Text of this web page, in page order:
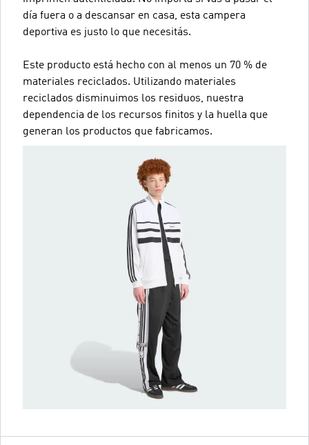
día fuera o a descansar en casa, esta campera
deportiva es justo lo que necesitás.
Este producto está hecho con al menos un 70 % de
materiales reciclados. Utilizando materiales
reciclados disminuimos los residuos, nuestra
dependencia de los recursos finitos y la huella que
generan los productos que fabricamos.